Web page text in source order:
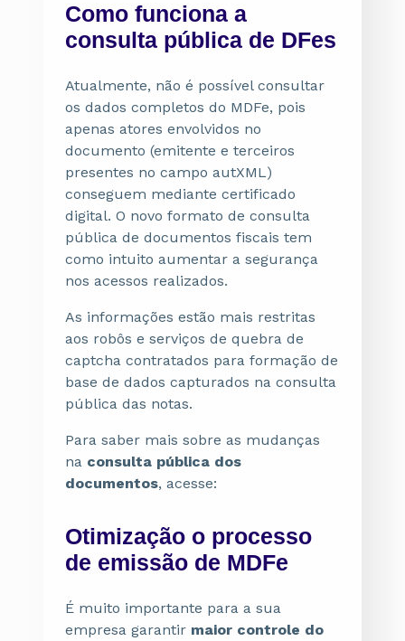
Como funciona a
consulta pública de DFes
Atualmente, não é possível consultar
os dados completos do MDFe, pois
apenas atores envolvidos no
documento (emitente e terceiros
presentes no campo autXML)
conseguem mediante certificado
digital. O novo formato de consulta
pública de documentos fiscais tem
como intuito aumentar a segurança
nos acessos realizados.
As informações estão mais restritas
aos robôs e serviços de quebra de
captcha contratados para formação de
base de dados capturados na consulta
pública das notas.
Para saber mais sobre as mudanças
na consulta pública dos
documentos, acesse:
Otimização o processo
de emissão de MDFe
É muito importante para a sua
empresa garantir maior controle do